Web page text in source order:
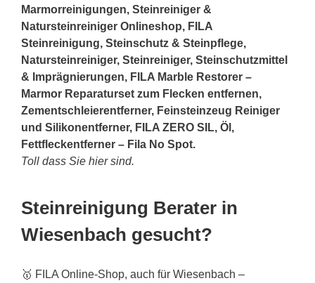
Marmorreinigungen, Steinreiniger &
Natursteinreiniger Onlineshop, FILA
Steinreinigung, Steinschutz & Steinpflege,
Natursteinreiniger, Steinreiniger, Steinschutzmittel
& Imprägnierungen, FILA Marble Restorer –
Marmor Reparaturset zum Flecken entfernen,
Zementschleierentferner, Feinsteinzeug Reiniger
und Silikonentferner, FILA ZERO SIL, Öl,
Fettfleckentferner – Fila No Spot.
Toll dass Sie hier sind.
Steinreinigung Berater in
Wiesenbach gesucht?
🥇 FILA Online-Shop, auch für Wiesenbach –